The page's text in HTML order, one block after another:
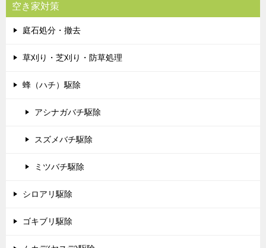
空き家対策
庭石処分・撤去
草刈り・芝刈り・防草処理
蜂（ハチ）駆除
アシナガバチ駆除
スズメバチ駆除
ミツバチ駆除
シロアリ駆除
ゴキブリ駆除